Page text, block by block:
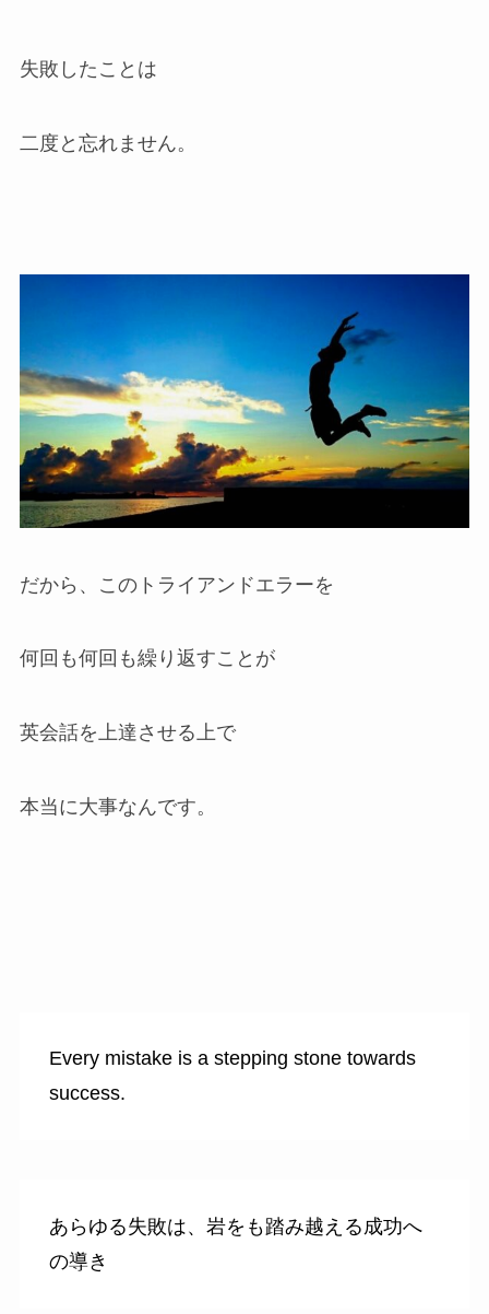
失敗したことは
二度と忘れません。
だから、このトライアンドエラーを
何回も何回も繰り返すことが
英会話を上達させる上で
本当に大事なんです。
Every mistake is a stepping stone towards
success.
あらゆる失敗は、岩をも踏み越える成功へ
の導き